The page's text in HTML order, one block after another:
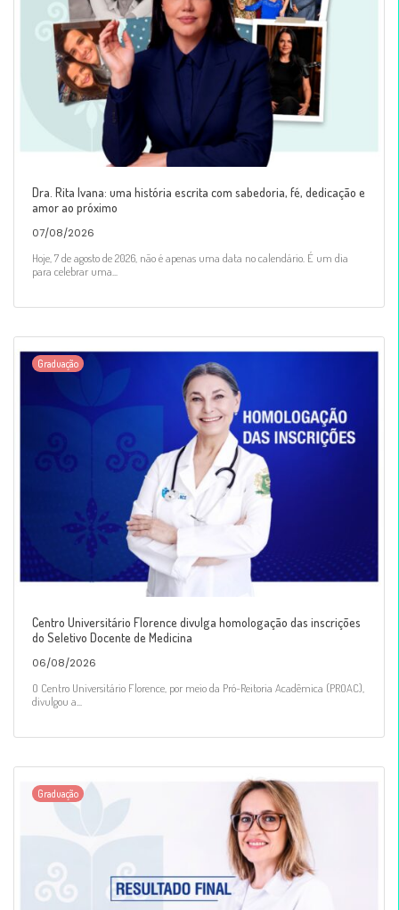
Dra. Rita Ivana: uma história escrita com sabedoria, fé, dedicação e
amor ao próximo
07/08/2026
Hoje, 7 de agosto de 2026, não é apenas uma data no calendário. É um dia
para celebrar uma...
Graduação
Centro Universitário Florence divulga homologação das inscrições
do Seletivo Docente de Medicina
06/08/2026
O Centro Universitário Florence, por meio da Pró-Reitoria Acadêmica (PROAC),
divulgou a...
Graduação